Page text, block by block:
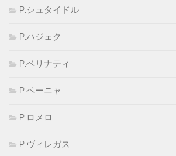
P.シュタイドル
P.ハジェク
P.ベリナティ
P.ペーニャ
P.ロメロ
P.ヴィレガス